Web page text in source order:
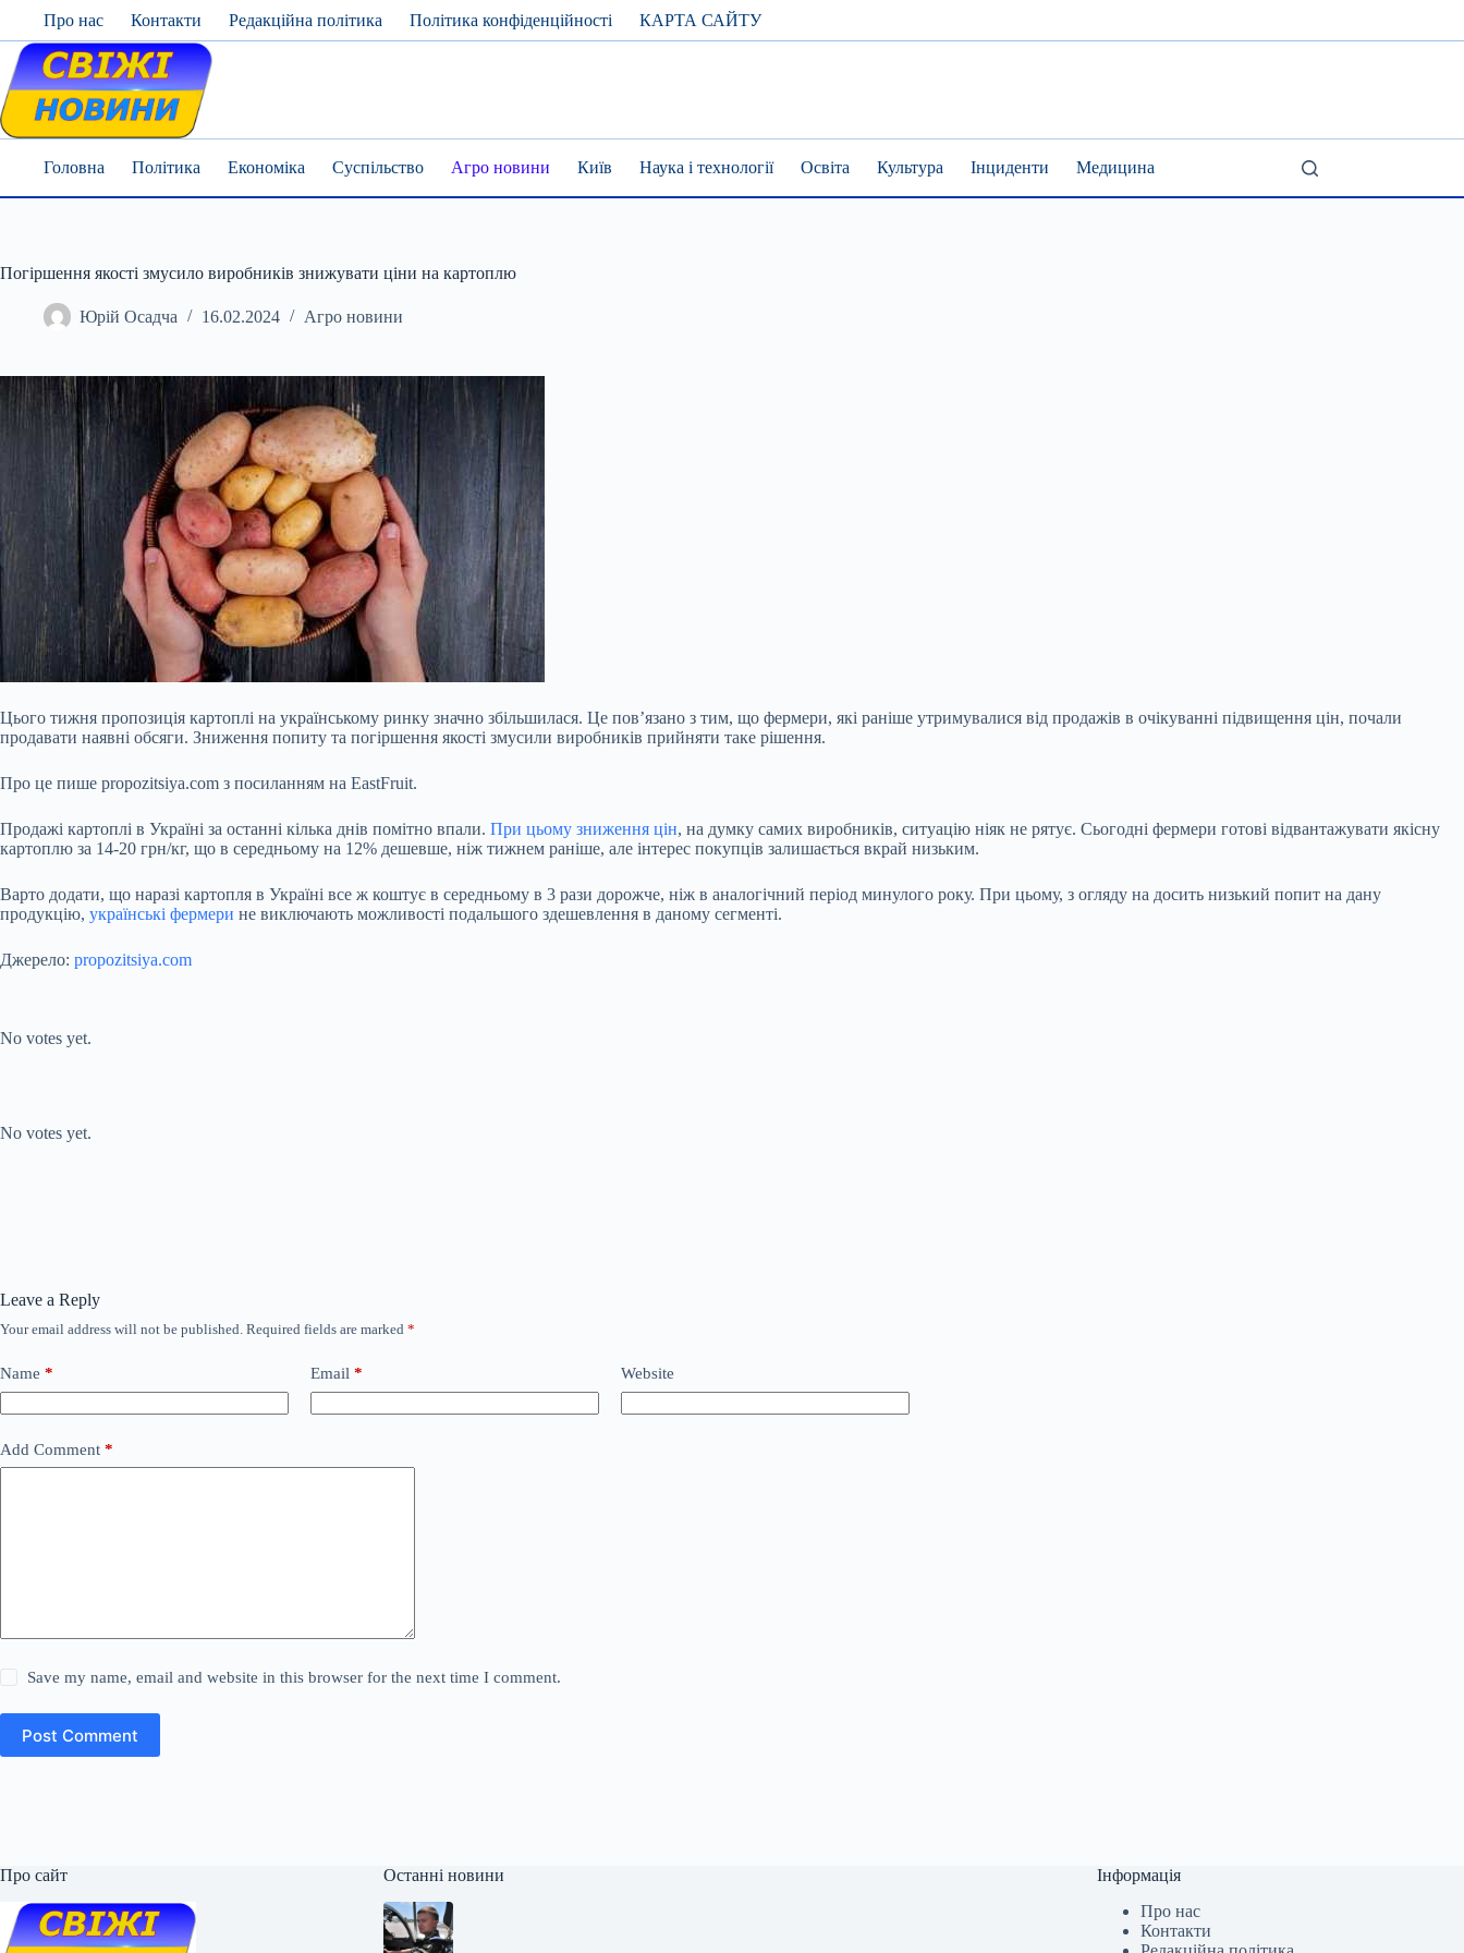
content
Про нас Контакти Редакційна політика Політика конфіденційності КАРТА САЙТУ
Головна Політика Економіка Суспільство Агро новини Київ Наука і технології Освіта Культура Інциденти Медицина
Погіршення якості змусило виробників знижувати ціни на картоплю
Юрій Осадча 16.02.2024 Агро новини
Цього тижня пропозиція картоплі на українському ринку значно збільшилася. Це пов’язано з тим, що фермери, які раніше утримувалися від продажів в очікуванні підвищення цін, почали
продавати наявні обсяги. Зниження попиту та погіршення якості змусили виробників прийняти таке рішення.
Про це пише propozitsiya.com з посиланням на EastFruit.
Продажі картоплі в Україні за останні кілька днів помітно впали. При цьому зниження цін, на думку самих виробників, ситуацію ніяк не рятує. Сьогодні фермери готові відвантажувати якісну
картоплю за 14-20 грн/кг, що в середньому на 12% дешевше, ніж тижнем раніше, але інтерес покупців залишається вкрай низьким.
Варто додати, що наразі картопля в Україні все ж коштує в середньому в 3 рази дорожче, ніж в аналогічний період минулого року. При цьому, з огляду на досить низький попит на дану
продукцію, українські фермери не виключають можливості подальшого здешевлення в даному сегменті.
Джерело: propozitsiya.com
No votes yet.
No votes yet.
Leave a Reply
Your email address will not be published. Required fields are marked *
Name * Email * Website
Add Comment *
Save my name, email and website in this browser for the next time I comment.
Post Comment
Про сайт Останні новини
Інформація
Про нас
Контакти